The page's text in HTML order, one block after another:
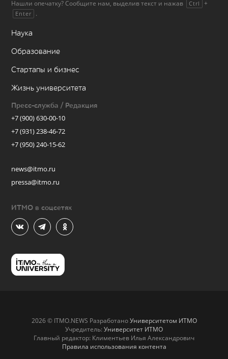
Нашли опечатку? Сообщите нам, выделив текст и нажав Ctrl +
Enter .
Наука
Образование
Стартапы и бизнес
Жизнь университета
Пресс-служба / Редакция
+7 (900) 630-00-10
+7 (931) 238-46-72
+7 (950) 240-15-62
news@itmo.ru
pressa@itmo.ru
ИТМО в соцсетях
2026 © ITMO.NEWS РазработаноУниверситетом ИТМО
Учредитель: Университет ИТМО
Главный редактор: Климентьев Илья Александрович
Правила использования контента